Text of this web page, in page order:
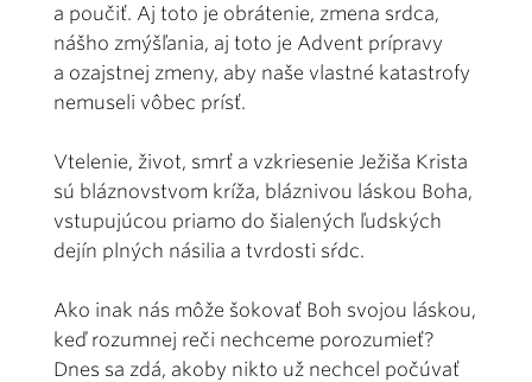
a poučiť. Aj toto je obrátenie, zmena srdca,
nášho zmýšľania, aj toto je Advent prípravy
a ozajstnej zmeny, aby naše vlastné katastrofy
nemuseli vôbec prísť.
Vtelenie, život, smrť a vzkriesenie Ježiša Krista
sú bláznovstvom kríža, bláznivou láskou Boha,
vstupujúcou priamo do šialených ľudských
dejín plných násilia a tvrdosti sŕdc.
Ako inak nás môže šokovať Boh svojou láskou,
keď rozumnej reči nechceme porozumieť?
Dnes sa zdá, akoby nikto už nechcel počúvať